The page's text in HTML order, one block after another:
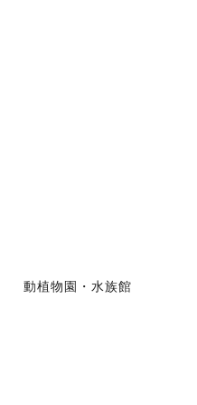
動植物園・水族館